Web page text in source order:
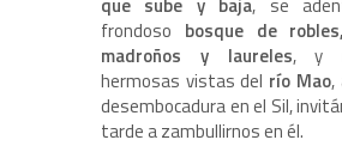
frondoso bosque de
madroños y laureles, y
hermosas vistas del río Mao,
desembocadura en el Sil,
tarde a zambullirnos en él.